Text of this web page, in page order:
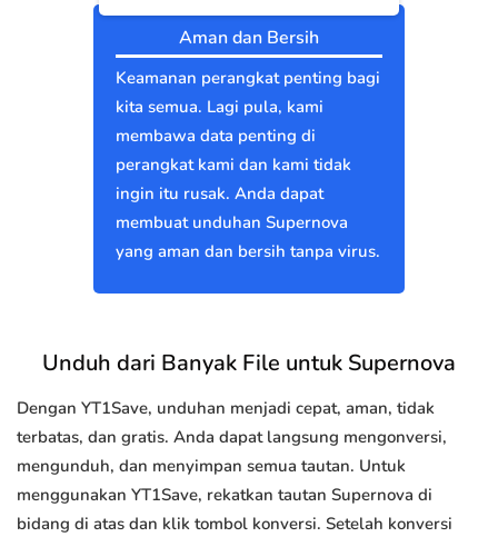
Aman dan Bersih
Keamanan perangkat penting bagi
kita semua. Lagi pula, kami
membawa data penting di
perangkat kami dan kami tidak
ingin itu rusak. Anda dapat
membuat unduhan Supernova
yang aman dan bersih tanpa virus.
Unduh dari Banyak File untuk Supernova
Dengan YT1Save, unduhan menjadi cepat, aman, tidak
terbatas, dan gratis. Anda dapat langsung mengonversi,
mengunduh, dan menyimpan semua tautan. Untuk
menggunakan YT1Save, rekatkan tautan Supernova di
bidang di atas dan klik tombol konversi. Setelah konversi